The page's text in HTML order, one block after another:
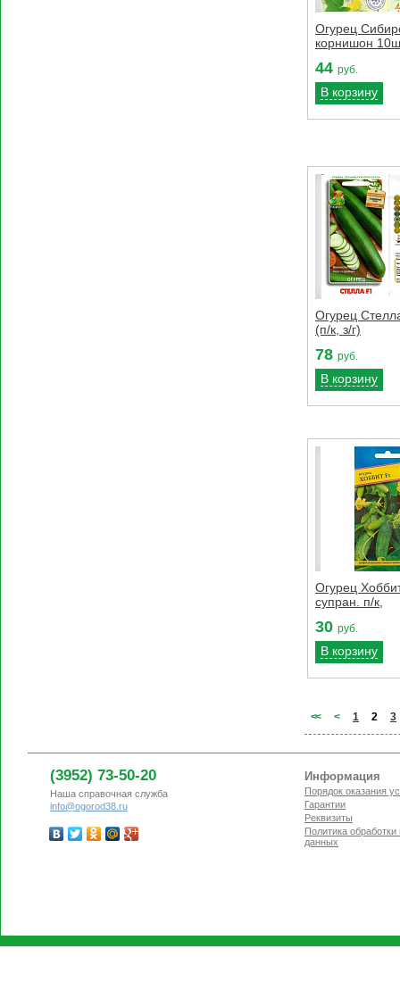
Огурец
корнишон
44 руб.
В корзину
Огурец
(п/к, з/г)
78 руб.
В корзину
Огурец
супран. п/к,
30 руб.
В корзину
<< < 1 2 3
(3952) 73-50-20
Наша справочная служба
info@ogorod38.ru
Информация
Порядок оказания
Гарантии
Реквизиты
Политика
данных